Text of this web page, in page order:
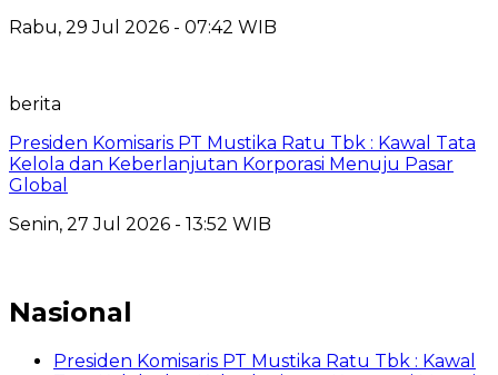
Rabu, 29 Jul 2026 - 07:42 WIB
berita
Presiden Komisaris PT Mustika Ratu Tbk : Kawal Tata
Kelola dan Keberlanjutan Korporasi Menuju Pasar
Global
Senin, 27 Jul 2026 - 13:52 WIB
Nasional
Presiden Komisaris PT Mustika Ratu Tbk : Kawal